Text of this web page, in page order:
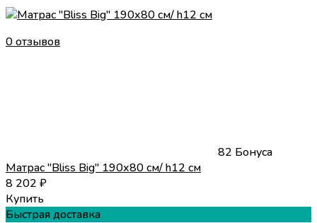
0 отзывов
82 Бонуса
Матрас "Bliss Big" 190х80 см/ h12 см
8 202 ₽
Купить
Быстрая доставка